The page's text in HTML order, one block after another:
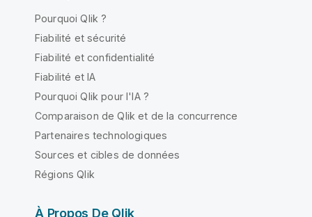
Pourquoi Qlik ?
Fiabilité et sécurité
Fiabilité et confidentialité
Fiabilité et IA
Pourquoi Qlik pour l'IA ?
Comparaison de Qlik et de la concurrence
Partenaires technologiques
Sources et cibles de données
Régions Qlik
À Propos De Qlik